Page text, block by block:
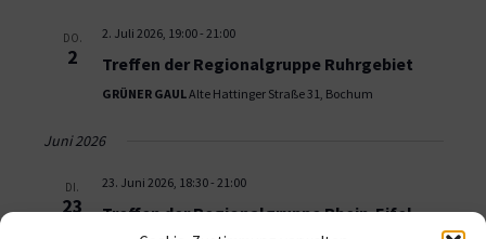
DO.
2
2. Juli 2026, 19:00- 21:00
Treffen der Regionalgruppe Ruhrgebiet
GRÜNER GAULAlte Hattinger Straße 31, Bochum
Juni 2026
DI.
23
23. Juni 2026, 18:30- 21:00
Treffen der Regionalgruppe Rhein-Eifel